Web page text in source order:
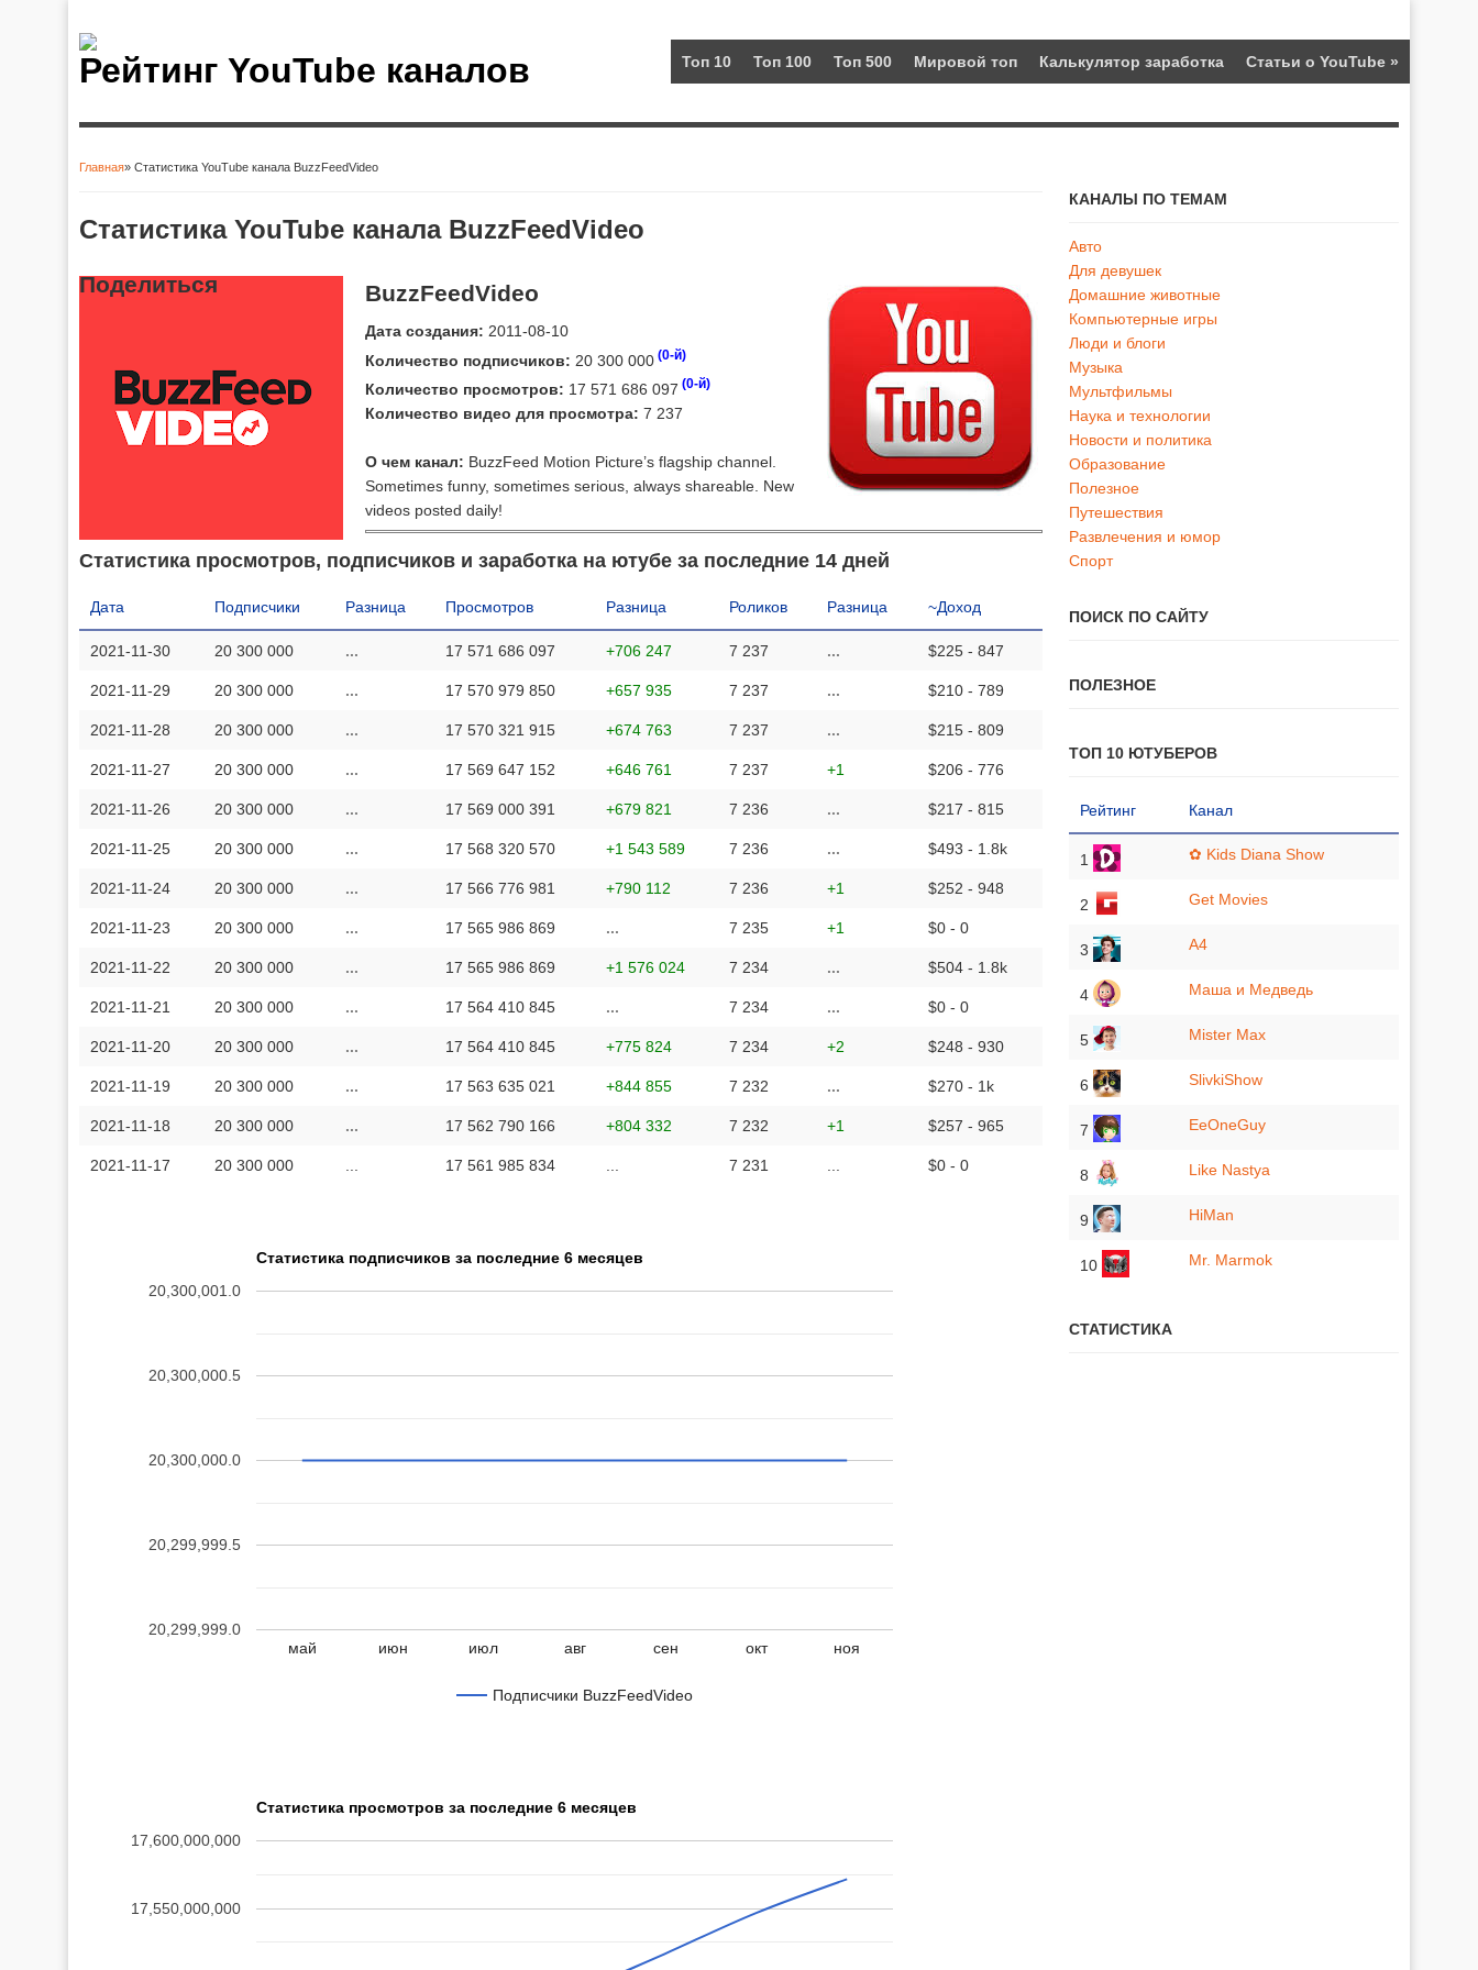
Рейтинг YouTube каналов Топ 10 Топ 100 Топ 500 Мировой топ Калькулятор заработка Статьи о YouTube »
Главная» Статистика YouTube канала BuzzFeedVideo
Статистика YouTube канала BuzzFeedVideo
Поделиться BuzzFeedVideo
Дата создания: 2011-08-10
Количество подписчиков: 20 300 000 (0-й)
Количество просмотров: 17 571 686 097 (0-й)
Количество видео для просмотра: 7 237
О чем канал: BuzzFeed Motion Picture’s flagship channel.
Sometimes funny, sometimes serious, always shareable. New
videos posted daily!
Статистика просмотров, подписчиков и заработка на ютубе за последние 14 дней
Дата Подписчики Разница Просмотров Разница Роликов Разница ~Доход
2021-11-30 20 300 000 ... 17 571 686 097 +706 247 7 237 ... $225 - 847
2021-11-29 20 300 000 ... 17 570 979 850 +657 935 7 237 ... $210 - 789
2021-11-28 20 300 000 ... 17 570 321 915 +674 763 7 237 ... $215 - 809
2021-11-27 20 300 000 ... 17 569 647 152 +646 761 7 237 +1 $206 - 776
2021-11-26 20 300 000 ... 17 569 000 391 +679 821 7 236 ... $217 - 815
2021-11-25 20 300 000 ... 17 568 320 570 +1 543 589 7 236 ... $493 - 1.8k
2021-11-24 20 300 000 ... 17 566 776 981 +790 112 7 236 +1 $252 - 948
2021-11-23 20 300 000 ... 17 565 986 869 ... 7 235 +1 $0 - 0
2021-11-22 20 300 000 ... 17 565 986 869 +1 576 024 7 234 ... $504 - 1.8k
2021-11-21 20 300 000 ... 17 564 410 845 ... 7 234 ... $0 - 0
2021-11-20 20 300 000 ... 17 564 410 845 +775 824 7 234 +2 $248 - 930
2021-11-19 20 300 000 ... 17 563 635 021 +844 855 7 232 ... $270 - 1k
2021-11-18 20 300 000 ... 17 562 790 166 +804 332 7 232 +1 $257 - 965
2021-11-17 20 300 000 17 561 985 834 7 231 $0 - 0
Статистика подписчиков за последние 6 месяцев
Подписчики BuzzFeedVideo
май июн июл авг сен окт ноя
20,299,999.0
20,299,999.5
20,300,000.0
20,300,000.5
20,300,001.0
Статистика просмотров за последние 6 месяцев
17,550,000,000
17,600,000,000
КАНАЛЫ ПО ТЕМАМ
Авто
Для девушек
Домашние животные
Компьютерные игры
Люди и блоги
Музыка
Мультфильмы
Наука и технологии
Новости и политика
Образование
Полезное
Путешествия
Развлечения и юмор
Спорт
ПОИСК ПО САЙТУ
ПОЛЕЗНОЕ
ТОП 10 ЮТУБЕРОВ
Рейтинг Канал
1 ✿ Kids Diana Show
2 Get Movies
3 A4
4 Маша и Медведь
5 Mister Max
6 SlivkiShow
7 EeOneGuy
8 Like Nastya
9 HiMan
10 Mr. Marmok
СТАТИСТИКА